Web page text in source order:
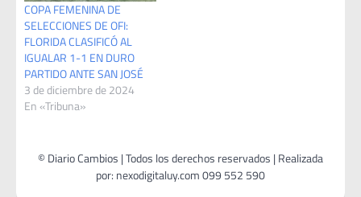
COPA FEMENINA DE
SELECCIONES DE OFI:
FLORIDA CLASIFICÓ AL
IGUALAR 1-1 EN DURO
PARTIDO ANTE SAN JOSÉ
3 de diciembre de 2024
En «Tribuna»